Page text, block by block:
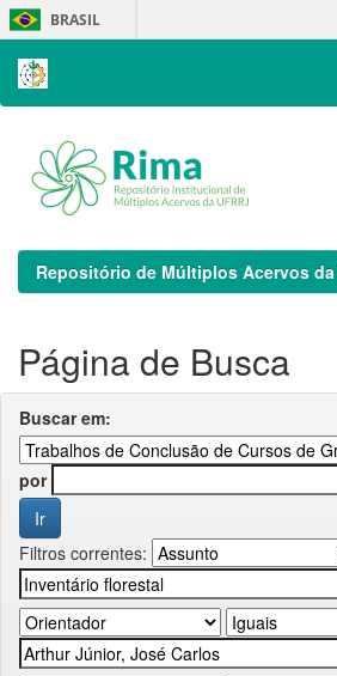
Skip
navigation
BRASIL
Repositório de Múltiplos Acervos da
Página de Busca
Buscar em:
por
Filtros correntes: